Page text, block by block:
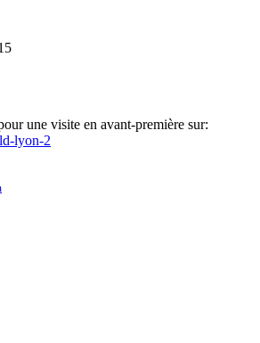
une visite en avant-première sur:
lyon-2